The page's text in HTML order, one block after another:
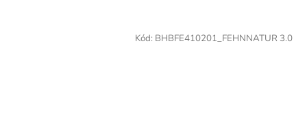
Kód: BHBFE410201_FEHNNATUR 3.0